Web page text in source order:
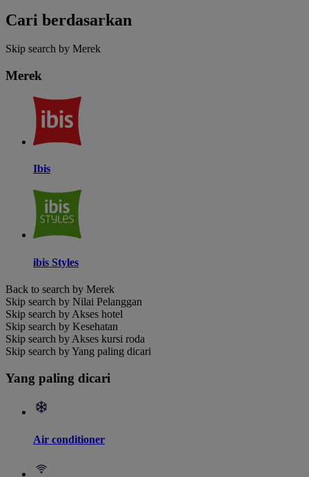
Cari berdasarkan
Skip search by Merek
Merek
Ibis
ibis Styles
Back to search by Merek
Skip search by Nilai Pelanggan
Skip search by Akses hotel
Skip search by Kesehatan
Skip search by Akses kursi roda
Skip search by Yang paling dicari
Yang paling dicari
Air conditioner